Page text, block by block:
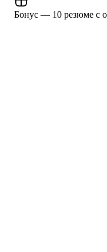
Бонус — 10 резюме с